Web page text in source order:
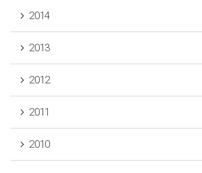
2014
2013
2012
2011
2010